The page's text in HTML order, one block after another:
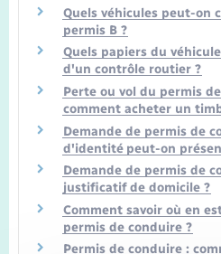
Quels véhicules peut-on
permis B ?
Quels papiers du
d'un contrôle routier ?
Perte ou vol du permis
comment acheter un
Demande de permis de
d'identité peut-on
Demande de permis de
justificatif de domicile ?
Comment savoir où en
permis de conduire ?
Permis de conduire :